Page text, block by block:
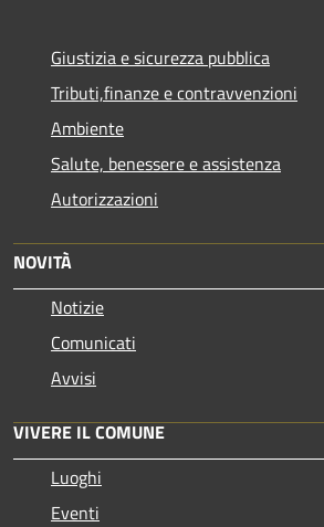
Giustizia e sicurezza pubblica
Tributi,finanze e contravvenzioni
Ambiente
Salute, benessere e assistenza
Autorizzazioni
NOVITÀ
Notizie
Comunicati
Avvisi
VIVERE IL COMUNE
Luoghi
Eventi